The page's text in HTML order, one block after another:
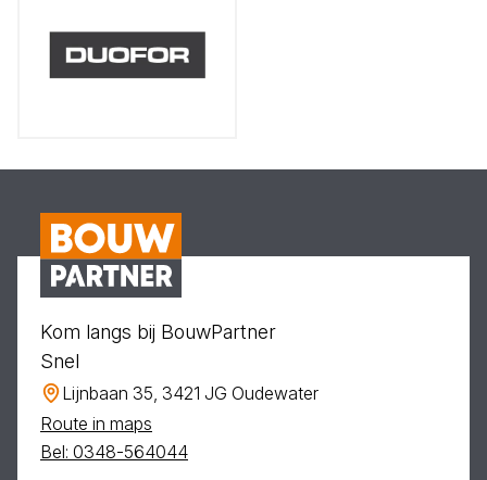
Kom langs bij BouwPartner
Snel
Lijnbaan 35, 3421 JG Oudewater
Route in maps
Bel: 0348-564044